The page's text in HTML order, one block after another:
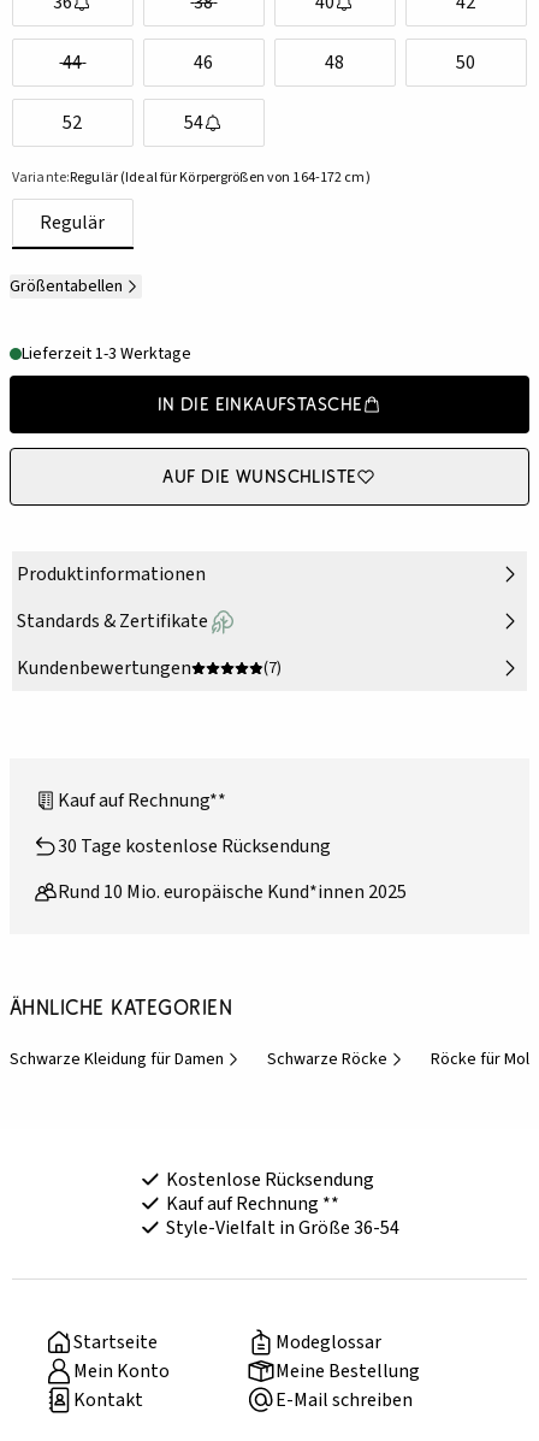
44 46 48 50
52 54
Variante:Regulär (Ideal für Körpergrößen von 164-172 cm)
Regulär
Größentabellen
Lieferzeit 1-3 Werktage
In die Einkaufstasche
Auf die Wunschliste
Produktinformationen
Standards & Zertifikate
Kundenbewertungen
(7)
Kauf auf Rechnung**
30 Tage kostenlose Rücksendung
Rund 10 Mio. europäische Kund*innen 2025
Ähnliche Kategorien
Schwarze Kleidung für Damen Schwarze Röcke Röcke für
Kostenlose Rücksendung
Kauf auf Rechnung **
Style-Vielfalt in Größe 36-54
Startseite
Modeglossar
Mein Konto
Meine Bestellung
Kontakt
E-Mail schreiben